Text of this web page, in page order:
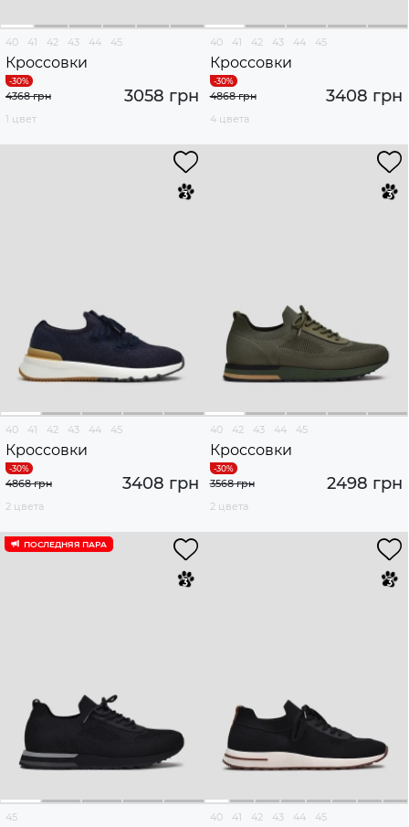
40 41 42 43 44 45
Кроссовки
3058 грн
4368 грн
1 цвет
40 41 42 43 44 45
Кроссовки
3408 грн
4868 грн
4 цвета
40 41 42 43 44 45
Кроссовки
3408 грн
4868 грн
2 цвета
40 42 43 44 45
Кроссовки
2498 грн
3568 грн
2 цвета
ПОСЛЕДНЯЯ ПАРА
45 40 41 42 43 44 45